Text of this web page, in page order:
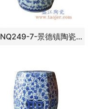
RYNQ249-7-景德镇陶瓷 纯手绘青花葡萄 凤凰 圆凳 凉墩